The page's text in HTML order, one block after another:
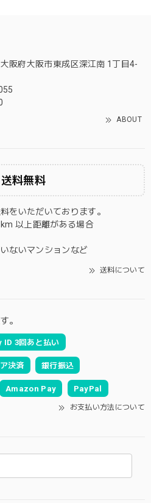
阪府大阪市東成区深江南 1丁目4-
ABOUT
送料無料
をいただいております。
以上距離がある場合
ないマンションなど
送料について
。
ID 3回あと払い
決済 銀行振込
Amazon Pay PayPal
お支払い方法について